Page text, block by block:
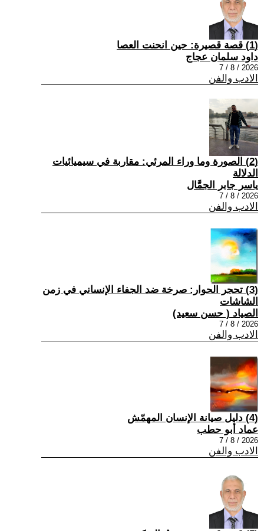
(1) قصة قصيرة: حين انحنت العصا
داود سلمان عجاج
2026 / 8 / 7
الادب والفن
(2) الصورة وما وراء المرئي: مقاربة في سيميائيات
الدلالة
ياسر جابر الجمَّال
2026 / 8 / 7
الادب والفن
(3) تحجر الحوار: صرخة ضد الجفاء الإنساني في زمن
الشاشات
الصياد ‏( حسن سعيد‏)
2026 / 8 / 7
الادب والفن
(4) دليل صيانة الإنسان المهمّش
عماد أبو حطب
2026 / 8 / 7
الادب والفن